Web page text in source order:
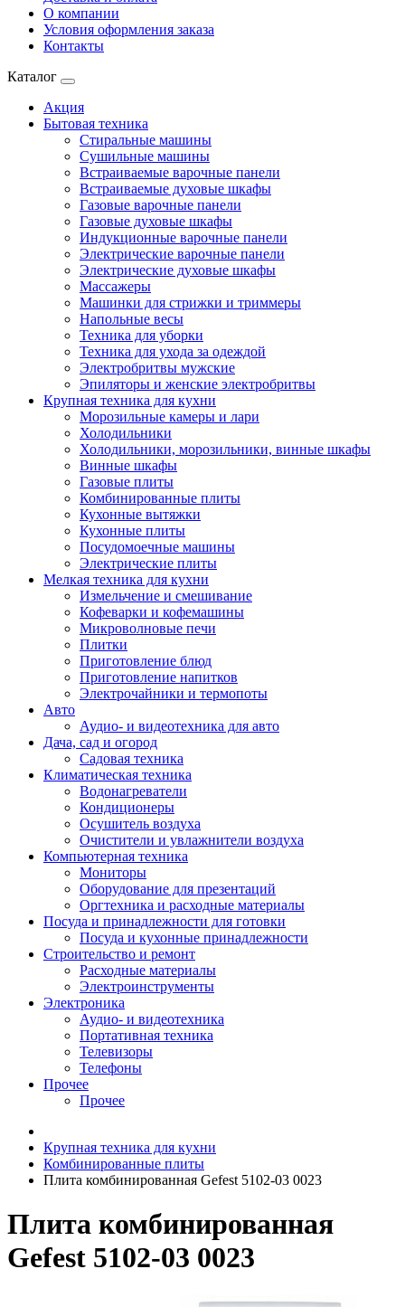
О компании
Условия оформления заказа
Контакты
Каталог
Акция
Бытовая техника
Стиральные машины
Сушильные машины
Встраиваемые варочные панели
Встраиваемые духовые шкафы
Газовые варочные панели
Газовые духовые шкафы
Индукционные варочные панели
Электрические варочные панели
Электрические духовые шкафы
Массажеры
Машинки для стрижки и триммеры
Напольные весы
Техника для уборки
Техника для ухода за одеждой
Электробритвы мужские
Эпиляторы и женские электробритвы
Крупная техника для кухни
Морозильные камеры и лари
Холодильники
Холодильники, морозильники, винные шкафы
Винные шкафы
Газовые плиты
Комбинированные плиты
Кухонные вытяжки
Кухонные плиты
Посудомоечные машины
Электрические плиты
Мелкая техника для кухни
Измельчение и смешивание
Кофеварки и кофемашины
Микроволновые печи
Плитки
Приготовление блюд
Приготовление напитков
Электрочайники и термопоты
Авто
Аудио- и видеотехника для авто
Дача, сад и огород
Садовая техника
Климатическая техника
Водонагреватели
Кондиционеры
Осушитель воздуха
Очистители и увлажнители воздуха
Компьютерная техника
Мониторы
Оборудование для презентаций
Оргтехника и расходные материалы
Посуда и принадлежности для готовки
Посуда и кухонные принадлежности
Строительство и ремонт
Расходные материалы
Электроинструменты
Электроника
Аудио- и видеотехника
Портативная техника
Телевизоры
Телефоны
Прочее
Прочее
Крупная техника для кухни
Комбинированные плиты
Плита комбинированная Gefest 5102-03 0023
Плита комбинированная
Gefest 5102-03 0023